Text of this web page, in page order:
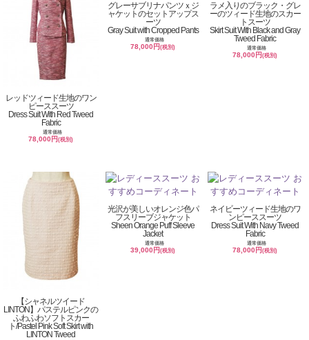
レッドツィード生地のワン
ピーススーツ
Dress Suit With Red Tweed
Fabric
通常価格
78,000円(税別)
グレーサブリナパンツｘジ
ャケットのセットアップス
ーツ
Gray Suit with Cropped Pants
通常価格
78,000円(税別)
ラメ入りのブラック・グレ
ーのツィード生地のスカー
トスーツ
Skirt Suit With Black and Gray
Tweed Fabric
通常価格
78,000円(税別)
【シャネルツイード
LINTON】パステルピンクの
ふわふわソフトスカー
ト/Pastel Pink Soft Skirt with
LINTON Tweed
光沢が美しいオレンジ色パ
フスリーブジャケット
Sheen Orange Puff Sleeve
Jacket
通常価格
39,000円(税別)
ネイビーツィード生地のワ
ンピーススーツ
Dress Suit With Navy Tweed
Fabric
通常価格
78,000円(税別)